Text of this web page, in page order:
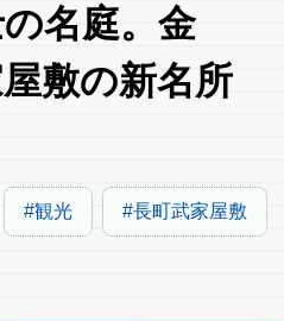
名庭。金
敷の新名所
観光 長町武家屋敷